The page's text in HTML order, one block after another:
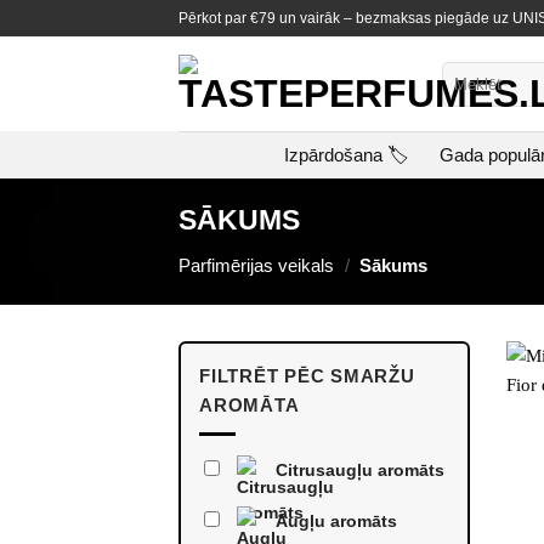
to
Pērkot par €79 un vairāk – bezmaksas piegāde uz
Izpārdošana 🏷️ Gada
SĀKUMS
Parfimērijas veikals / Sākums
FILTRĒT PĒC SMARŽU
AROMĀTA
Citrusaugļu aromāts
Augļu aromāts